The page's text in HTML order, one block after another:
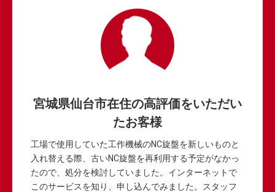
宮城県仙台市在住の高評価をいただい
たお客様
工場で使用していた工作機械のNC旋盤を新しいものと
入れ替える際、古いNC旋盤を再利用する予定がなかっ
たので、処分を検討していました。インターネットで
このサービスを知り、申し込んでみました。スタッフ